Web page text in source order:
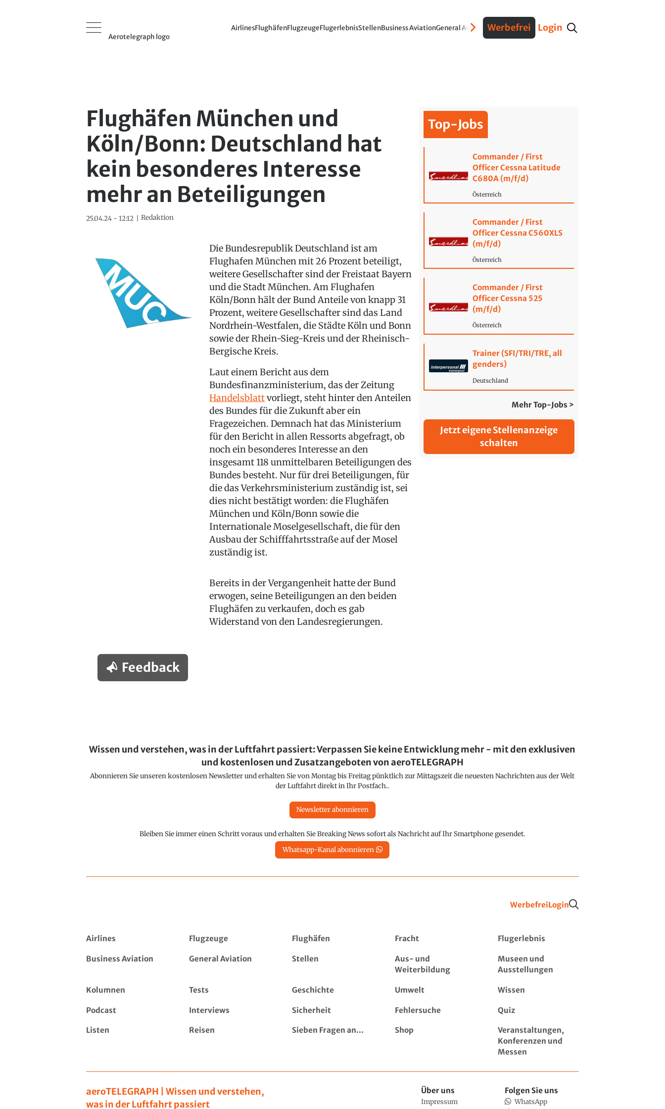
Aerotelegraph logo
AirlinesFlughäfenFlugzeugeFlugerlebnisStellenBusiness AviationGeneral AviationVerteidigungInterviews Fracht
Werbefrei Login
Flughäfen München und
Köln/Bonn: Deutschland hat
kein besonderes Interesse
mehr an Beteiligungen
25.04.24 - 12:12 Redaktion
Die Bundesrepublik Deutschland ist am
Flughafen München mit 26 Prozent beteiligt,
weitere Gesellschafter sind der Freistaat Bayern
und die Stadt München. Am Flughafen
Köln/Bonn hält der Bund Anteile von knapp 31
Prozent, weitere Gesellschafter sind das Land
Nordrhein-Westfalen, die Städte Köln und Bonn
sowie der Rhein-Sieg-Kreis und der Rheinisch-
Bergische Kreis.
Laut einem Bericht aus dem
Bundesfinanzministerium, das der Zeitung
Handelsblattvorliegt, steht hinter den Anteilen
des Bundes für die Zukunft aber ein
Fragezeichen. Demnach hat das Ministerium
für den Bericht in allen Ressorts abgefragt, ob
noch ein besonderes Interesse an den
insgesamt 118 unmittelbaren Beteiligungen des
Bundes besteht. Nur für drei Beteiligungen, für
die das Verkehrsministerium zuständig ist, sei
dies nicht bestätigt worden: die Flughäfen
München und Köln/Bonn sowie die
Internationale Moselgesellschaft, die für den
Ausbau der Schifffahrtsstraße auf der Mosel
zuständig ist.
Bereits in der Vergangenheit hatte der Bund
erwogen, seine Beteiligungen an den beiden
Flughäfen zu verkaufen, doch es gab
Widerstand von den Landesregierungen.
Feedback
Top-Jobs
Commander / First
Officer Cessna Latitude
C680A (m/f/d)
Österreich
Commander / First
Officer Cessna C560XLS
(m/f/d)
Österreich
Commander / First
Officer Cessna 525
(m/f/d)
Österreich
Trainer (SFI/TRI/TRE, all
genders)
Deutschland
Mehr Top-Jobs >
Jetzt eigene Stellenanzeige
schalten
Wissen und verstehen, was in der Luftfahrt passiert: Verpassen Sie keine Entwicklung mehr - mit den exklusiven
und kostenlosen und Zusatzangeboten von aeroTELEGRAPH
Abonnieren Sie unseren kostenlosen Newsletter und erhalten Sie von Montag bis Freitag pünktlich zur Mittagszeit die neuesten Nachrichten aus der Welt
der Luftfahrt direkt in Ihr Postfach..
Newsletter abonnieren
Bleiben Sie immer einen Schritt voraus und erhalten Sie Breaking News sofort als Nachricht auf Ihr Smartphone gesendet.
Whatsapp-Kanal abonnieren
WerbefreiLogin
Airlines Flugzeuge Flughäfen Fracht Flugerlebnis
Business Aviation General Aviation Stellen
Aus- und
Weiterbildung
Museen und
Ausstellungen
Kolumnen Tests Geschichte Umwelt Wissen
Podcast Interviews Sicherheit Fehlersuche Quiz
Listen Reisen Sieben Fragen an... Shop
Veranstaltungen,
Konferenzen und
Messen
aeroTELEGRAPH | Wissen und verstehen,
was in der Luftfahrt passiert
Über uns
Impressum
Folgen Sie uns
WhatsApp